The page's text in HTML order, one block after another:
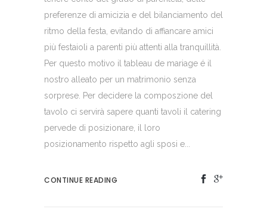
preferenze di amicizia e del bilanciamento del
ritmo della festa, evitando di affiancare amici
più festaioli a parenti più attenti alla tranquillità.
Per questo motivo il tableau de mariage é il
nostro alleato per un matrimonio senza
sorprese. Per decidere la composzione del
tavolo ci servirà sapere quanti tavoli il catering
pervede di posizionare, il loro
posizionamento rispetto agli sposi e...
CONTINUE READING